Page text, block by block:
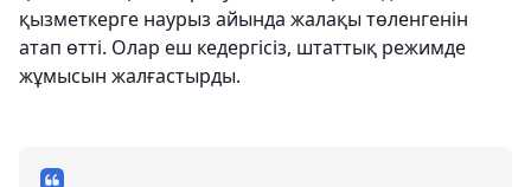
қызметкерге наурыз айында жалақы төленгенін
атап өтті. Олар еш кедергісіз, штаттық режимде
жұмысын жалғастырды.